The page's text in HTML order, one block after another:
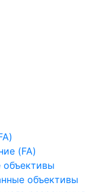
(FA)
объективы